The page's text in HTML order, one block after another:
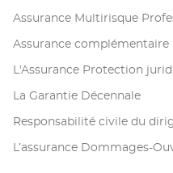
Assurance Multirisque
Assurance complémentaire
L'Assurance Protection
La Garantie Décennale
Responsabilité civile du
L’assurance Dommages-